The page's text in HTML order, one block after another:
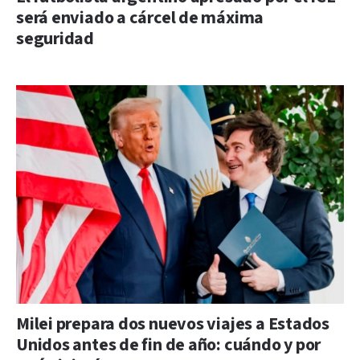
será enviado a cárcel de máxima
seguridad
Milei prepara dos nuevos viajes a Estados
Unidos antes de fin de año: cuándo y por